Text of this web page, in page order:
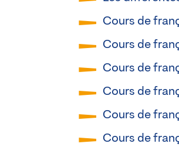
Cours de
Cours de
Cours de
Cours de
Cours de
Cours de